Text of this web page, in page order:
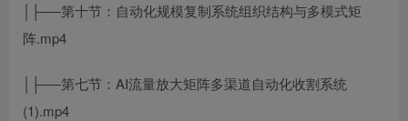
│├──第十节：自动化规模复制系统组织结构与多模式矩
阵.mp4
│├──第七节：AI流量放大矩阵多渠道自动化收割系统
(1).mp4